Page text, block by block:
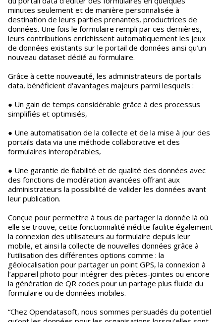
minutes seulement et de manière personnalisée à
destination de leurs parties prenantes, productrices de
données. Une fois le formulaire rempli par ces dernières,
leurs contributions enrichissent automatiquement les jeux
de données existants sur le portail de données ainsi qu’un
nouveau dataset dédié au formulaire.
Grâce à cette nouveauté, les administrateurs de portails
data, bénéficient d'avantages majeurs parmi lesquels :
● Un gain de temps considérable grâce à des processus
simplifiés et optimisés,
● Une automatisation de la collecte et de la mise à jour des
portails data via une méthode collaborative et des
formulaires interopérables,
● Une garantie de fiabilité et de qualité des données avec
des fonctions de modération avancées offrant aux
administrateurs la possibilité de valider les données avant
leur publication.
Conçue pour permettre à tous de partager la donnée là où
elle se trouve, cette fonctionnalité inédite facilite également
la connexion des utilisateurs au formulaire depuis leur
mobile, et ainsi la collecte de nouvelles données grâce à
l’utilisation des différentes options comme : la
géolocalisation pour partager un point GPS, la connexion à
l’appareil photo pour intégrer des pièces-jointes ou encore
la génération de QR codes pour un partage plus fluide du
formulaire ou de données mobiles.
“Chez Opendatasoft, nous sommes persuadés du potentiel